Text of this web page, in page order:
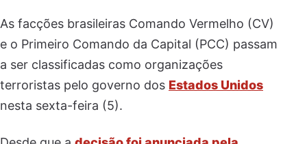
As facções brasileiras Comando Vermelho (CV)
e o Primeiro Comando da Capital (PCC) passam
a ser classificadas como organizações
terroristas pelo governo dos Estados Unidos
nesta sexta-feira (5).